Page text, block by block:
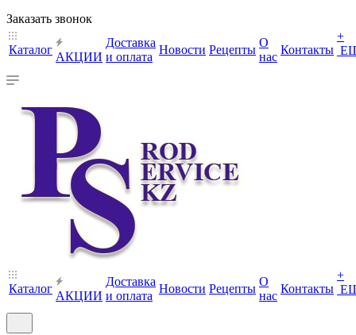
Заказать звонок
Каталог
АКЦИИ
Доставка
и оплата
Новости Рецепты
О
нас
Контакты
+
Каталог
АКЦИИ
Доставка
и оплата
Новости Рецепты
О
нас
Контакты
+